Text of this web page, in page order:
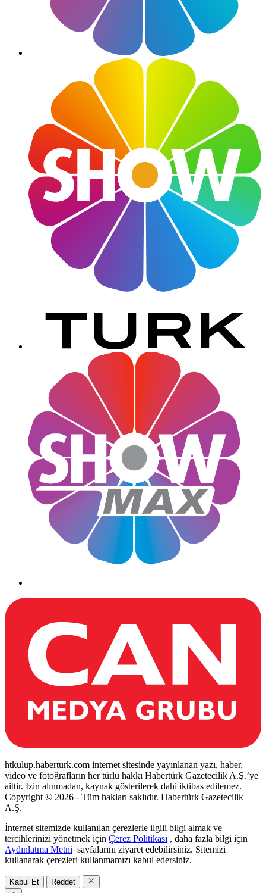
htkulup.haberturk.com internet sitesinde yayınlanan yazı, haber,
video ve fotoğrafların her türlü hakkı Habertürk Gazetecilik A.Ş.’ye
aittir. İzin alınmadan, kaynak gösterilerek dahi iktibas edilemez.
Copyright © 2026 - Tüm hakları saklıdır. Habertürk Gazetecilik
A.Ş.
İnternet sitemizde kullanılan çerezlerle ilgili bilgi almak ve
tercihlerinizi yönetmek için Çerez Politikası , daha fazla bilgi için
Aydınlatma Metni sayfalarını ziyaret edebilirsiniz. Sitemizi
kullanarak çerezleri kullanmamızı kabul edersiniz.
Kabul Et Reddet